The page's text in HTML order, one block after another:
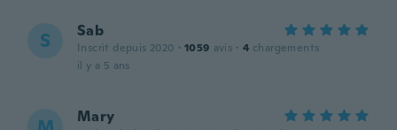
S Sab
Inscrit depuis 2020 · 1059 avis · 4 chargements
il y a 5 ans
Mary